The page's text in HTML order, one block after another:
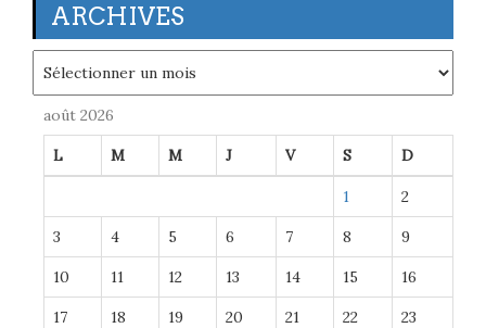
ARCHIVES
août 2026
L M M J V S D
1 2
3 4 5 6 7 8 9
10 11 12 13 14 15 16
17 18 19 20 21 22 23